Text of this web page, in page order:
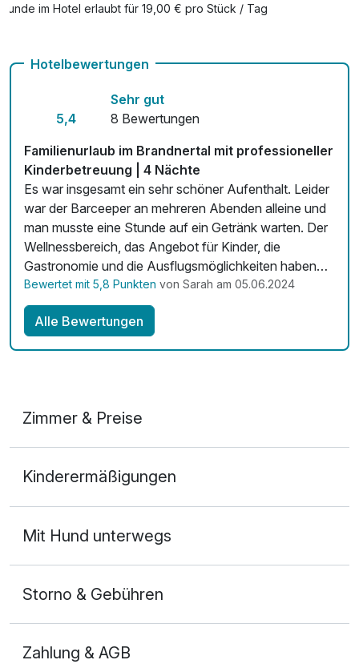
Hunde im Hotel erlaubt für 19,00 € pro Stück / Tag
Kostenloses W-LAN
Zimmerservice verfügbar
Hotelbewertungen
5,4
Sehr gut
8 Bewertungen
Familienurlaub im Brandnertal mit professioneller
Kinderbetreuung | 4 Nächte
Es war insgesamt ein sehr schöner Aufenthalt. Leider
war der Barceeper an mehreren Abenden alleine und
man musste eine Stunde auf ein Getränk warten. Der
Wellnessbereich, das Angebot für Kinder, die
Gastronomie und die Ausflugsmöglichkeiten haben
uns vollkommen überzeugt wiederzukommen. Die
Landschaft und die Lage des Hotels ist wirklich
überragend.
Bewertet mit 5,8 Punkten von Sarah am 05.06.2024
Alle Bewertungen
Zimmer & Preise
2 Erwachsene und 2 Kinder
Kinderermäßigungen
Mit Hund unterwegs
Storno & Gebühren
Zahlung & AGB